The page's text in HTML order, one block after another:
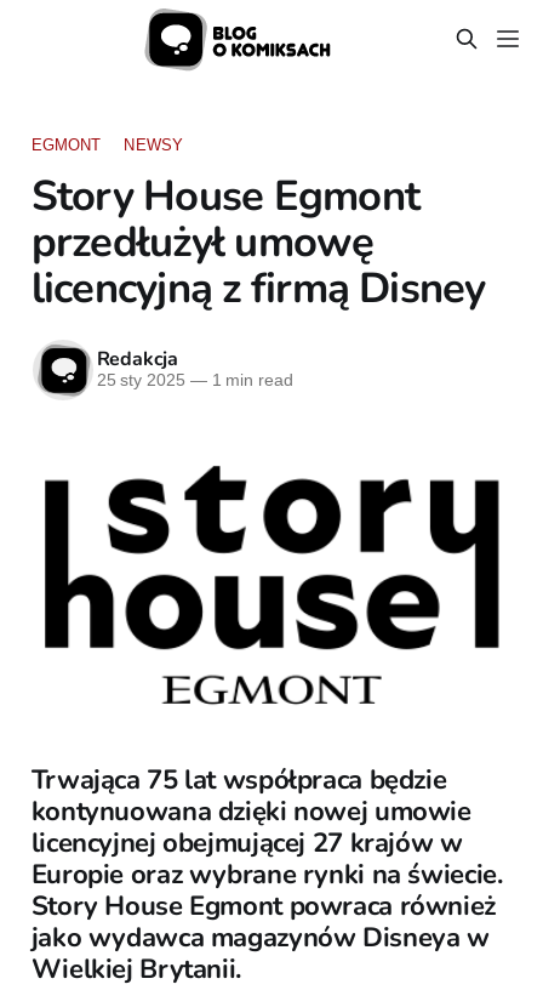
EGMONT NEWSY
Story House Egmont
przedłużył umowę
licencyjną z firmą Disney
Redakcja
25 sty 2025 —1 min read
Trwająca 75 lat współpraca będzie
kontynuowana dzięki nowej umowie
licencyjnej obejmującej 27 krajów w
Europie oraz wybrane rynki na świecie.
Story House Egmont powraca również
jako wydawca magazynów Disneya w
Wielkiej Brytanii.